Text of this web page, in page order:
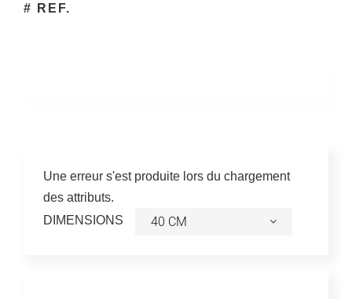
# REF.
Une erreur s'est produite lors du chargement
des attributs.
DIMENSIONS